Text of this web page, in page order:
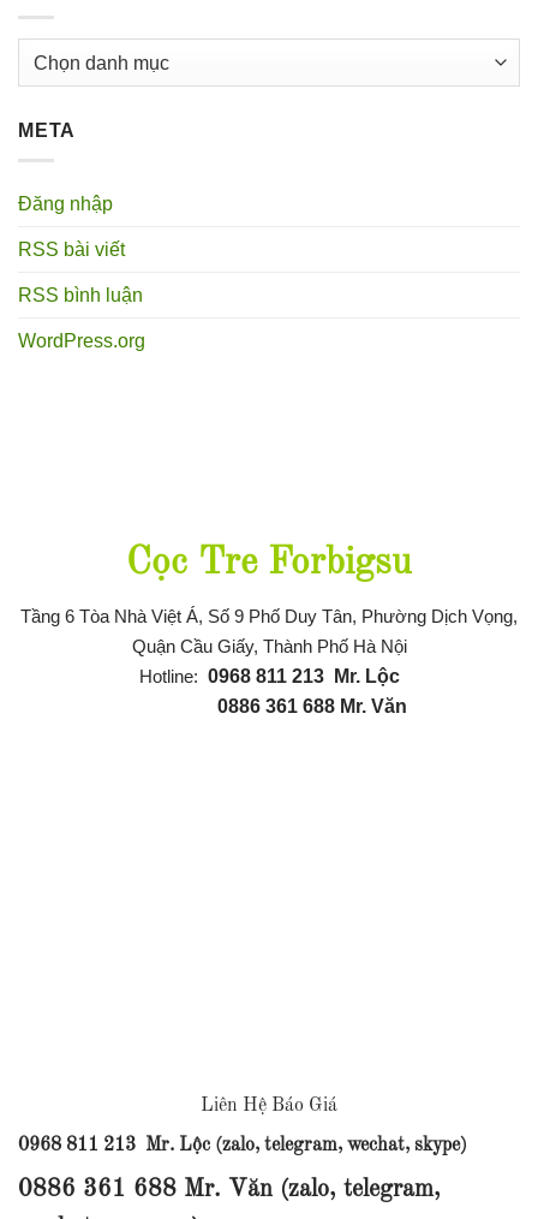
Danh
META
Đăng nhập
RSS bài viết
RSS bình luận
WordPress.org
Cọc Tre Forbigsu
Tầng 6 Tòa Nhà Việt Á, Số 9 Phố Duy Tân, Phường Dịch Vọng,
Quận Cầu Giấy, Thành Phố Hà Nội
Hotline: 0968 811 213Mr. Lộc
0886 361 688 Mr. Văn
Liên Hệ Báo Giá
0968 811 213 Mr. Lộc (zalo, telegram, wechat, skype)
0886 361 688 Mr. Văn (zalo, telegram,